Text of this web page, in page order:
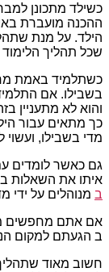
כשילד מתכונן
ההכנה מועברת
הילד. על מנת
שכל תהליך הלימוד
כשתלמיד באמת
בשבילו. אם
והוא לא מתעניין
כך מתאים עבור
מדי בשבילו, ועשוי
גם כאשר לומדים
איתו את השאלות
ב מנוהלים על ידי
אם אתם מחפשים
ב הגעתם למקום
חשוב מאוד